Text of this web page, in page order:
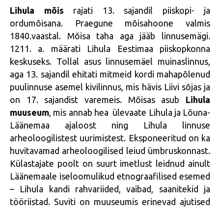
Lihula mõis rajati 13. sajandil piiskopi- ja
ordumõisana. Praegune mõisahoone valmis
1840.vaastal. Mõisa taha aga jääb linnusemägi.
1211. a. määrati Lihula Eestimaa piiskopkonna
keskuseks. Tollal asus linnusemäel muinaslinnus,
aga 13. sajandil ehitati mitmeid kordi mahapõlenud
puulinnuse asemel kivilinnus, mis hävis Liivi sõjas ja
on 17. sajandist varemeis. Mõisas asub Lihula
muuseum, mis annab hea ülevaate Lihula ja Lõuna-
Läänemaa ajaloost ning Lihula linnuse
arheoloogilistest uurimistest. Eksponeeritud on ka
huvitavamad arheoloogilised leiud ümbruskonnast.
Külastajate poolt on suurt imetlust leidnud ainult
Läänemaale iseloomulikud etnograafilised esemed
– Lihula kandi rahvariided, vaibad, saanitekid ja
tööriistad. Suviti on muuseumis erinevad ajutised